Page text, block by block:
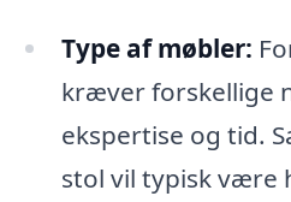
Type af møbler:
kræver forskellige
ekspertise og tid.
stol vil typisk være